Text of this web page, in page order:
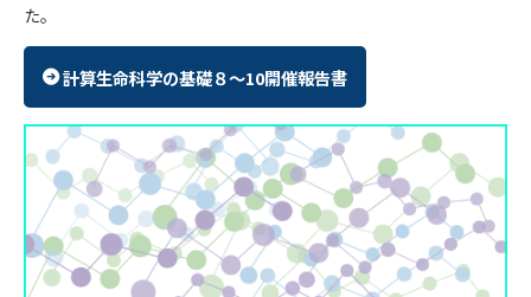
た。
計算生命科学の基礎８～10開催報告書